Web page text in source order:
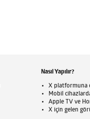
Nasıl Yapılır?
X platformuna
Mobil
Apple TV ve
X için gelen